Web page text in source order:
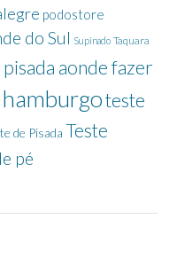
podostore
do Sul Supinado Taquara
aonde fazer
teste
de Pisada Teste
pé